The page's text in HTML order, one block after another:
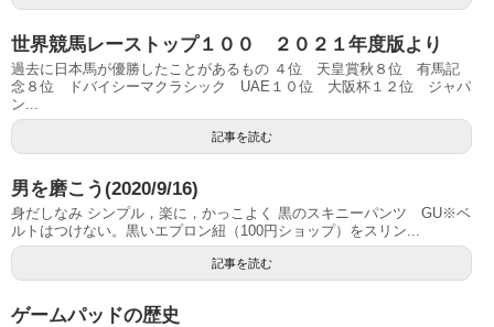
世界競馬レーストップ１００ ２０２１年度版より
過去に日本馬が優勝したことがあるもの ４位 天皇賞秋８位 有馬記
念８位 ドバイシーマクラシック UAE１０位 大阪杯１２位 ジャパ
ン...
記事を読む
男を磨こう(2020/9/16)
身だしなみ シンプル，楽に，かっこよく 黒のスキニーパンツ GU※ベ
ルトはつけない。黒いエプロン紐（100円ショップ）をスリン...
記事を読む
ゲームパッドの歴史